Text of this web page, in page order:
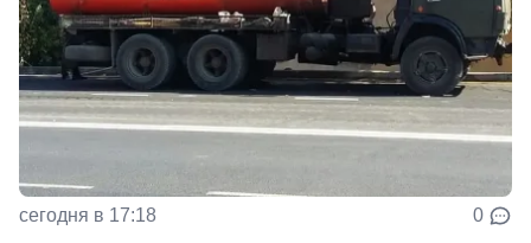
сегодня в 17:18 0